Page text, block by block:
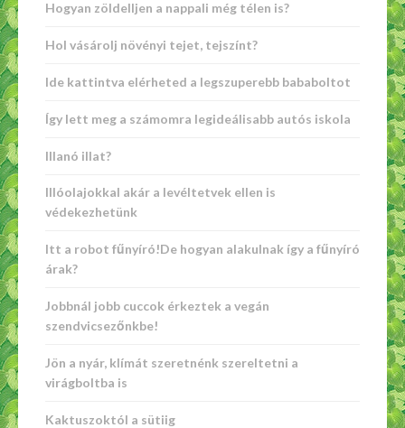
Hogyan zöldelljen a nappali még télen is?
Hol vásárolj növényi tejet, tejszínt?
Ide kattintva elérheted a legszuperebb bababoltot
Így lett meg a számomra legideálisabb autós iskola
Illanó illat?
Illóolajokkal akár a levéltetvek ellen is
védekezhetünk
Itt a robot fűnyíró!De hogyan alakulnak így a fűnyíró
árak?
Jobbnál jobb cuccok érkeztek a vegán
szendvicsezőnkbe!
Jön a nyár, klímát szeretnénk szereltetni a
virágboltba is
Kaktuszoktól a sütiig